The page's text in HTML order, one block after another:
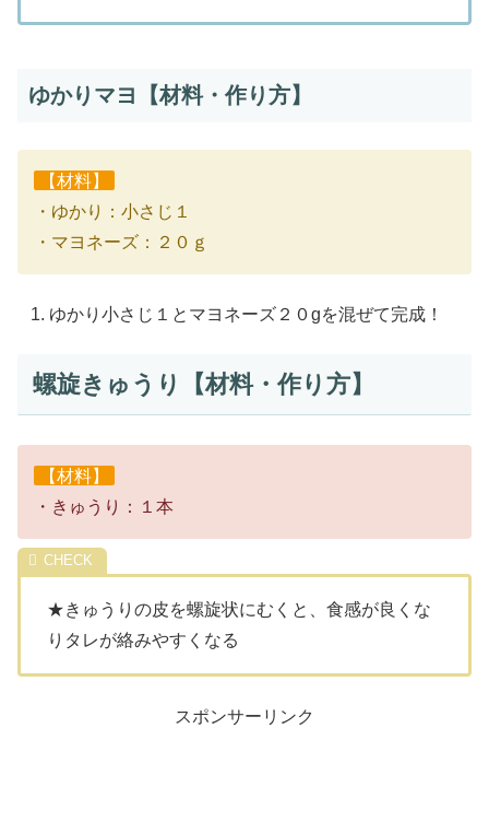
ゆかりマヨ【材料・作り方】
【材料】
・ゆかり：小さじ１
・マヨネーズ：２０ｇ
ゆかり小さじ１とマヨネーズ２０gを混ぜて完成！
螺旋きゅうり【材料・作り方】
【材料】
・きゅうり：１本
★きゅうりの皮を螺旋状にむくと、食感が良くな
りタレが絡みやすくなる
スポンサーリンク